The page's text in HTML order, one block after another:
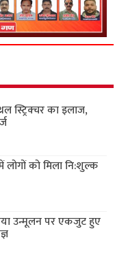
स्ट्रिक्चर का इलाज,
को मिला नि:शुल्क
उन्मूलन पर एकजुट हुए